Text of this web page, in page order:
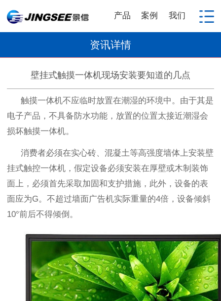
产品 案例 我们
资讯详情
壁挂式触摸一体机现场安装要知道的几点
触摸一体机不应临时放置在潮湿的环境中。由于其是
电子产品，不具备防水功能，放置的位置太接近潮湿会
损坏触摸一体机。
消费者必须在实心砖、混凝土等高强度墙体上安装壁
挂式触控一体机，假定设备必须安装在厚壁或木制装饰
面上，必须首先采取加固和支护措施，此外，设备的表
面应为G。不超过墙面广告机实际重量的4倍，设备倾斜
10°前后不得倾倒。